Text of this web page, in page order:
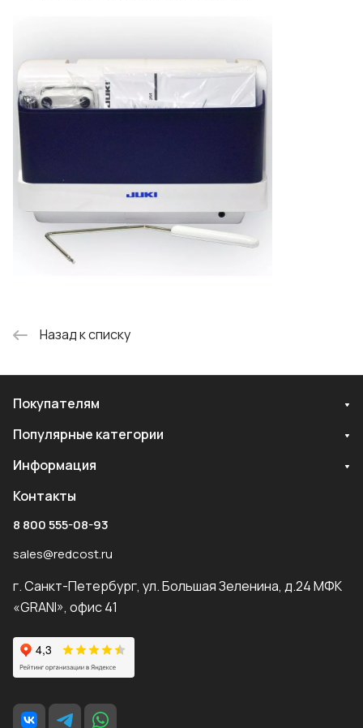
Назад к списку
Покупателям
Популярные категории
Информация
Контакты
8 800 555-08-93
sales@redcost.ru
г. Санкт-Петербург, ул. Большая Зеленина, д.24 МФК
«GRANI», офис 41